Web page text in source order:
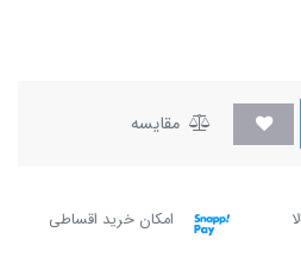
مقایسه
امکان خرید اقساطی